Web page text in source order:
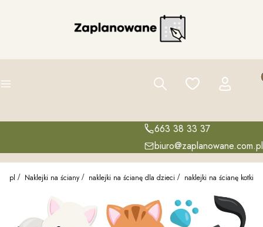
Menu Szukaj Ulubione Zaloguj się
663 38 33 37
biuro@zaplanowane.com.pl
Naklejki na ściany naklejki na ścianę dla dzieci naklejki na ścianę kotki